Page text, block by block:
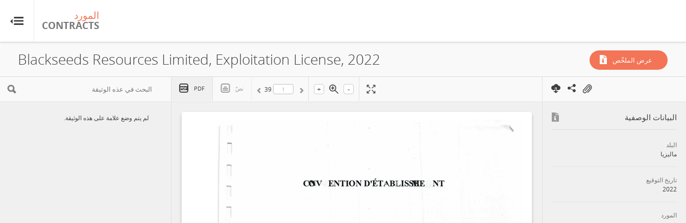
المورد
CONTRACTS
Blackseeds Resources Limited, Exploitation License, 2022 عرض الملخّص
نصّ PDF 39 -
+
لم يتم وضع علامة على هذه الوثيقة. البيانات الوصفية
البلد
ماليزيا
تاريخ التوقيع
2022
المورد